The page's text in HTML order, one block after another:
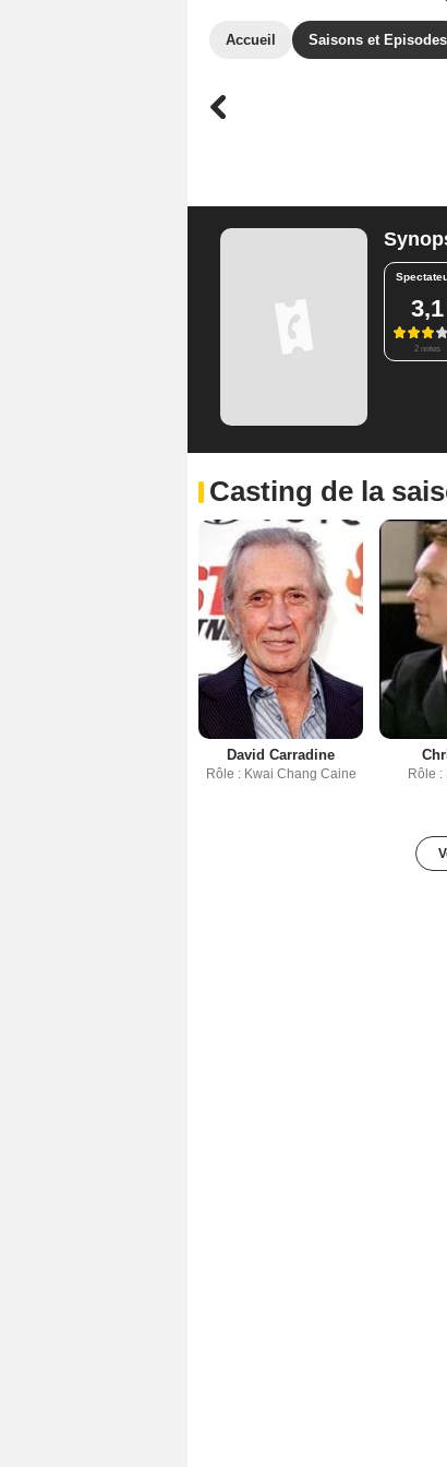
Accueil Saisons et Episodes
3,1
2 notes
Casting de la
David Carradine
Rôle : Kwai Chang Caine Rôle :